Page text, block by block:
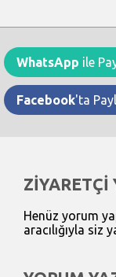
WhatsApp ile
Facebook'ta
ZİYARETÇİ
Henüz yorum
aracılığıyla siz